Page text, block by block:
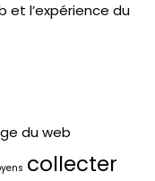
et l’expérience du
du web
collecter